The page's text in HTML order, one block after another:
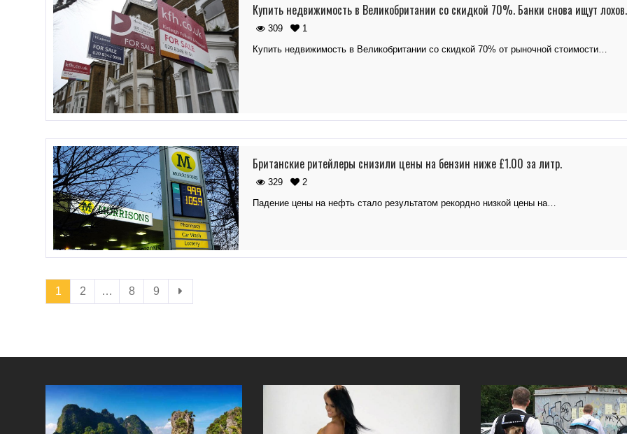
Купить недвижимость в Великобритании со скидкой 70%. Банки снова ищут лохов.
309
1
Купить недвижимость в Великобритании со скидкой 70% от рыночной стоимости…
Британские ритейлеры снизили цены на бензин ниже £1.00 за литр.
329
2
Падение цены на нефть стало результатом рекордно низкой цены на…
1 2 … 8 9